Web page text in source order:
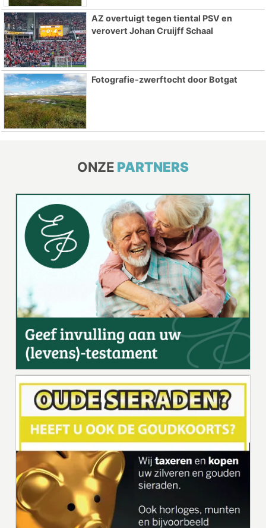
AZ overtuigt tegen tiental PSV en
verovert Johan Cruijff Schaal
Fotografie-zwerftocht door Botgat
ONZE PARTNERS